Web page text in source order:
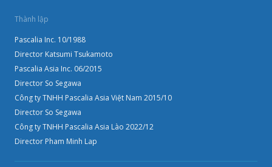
Thành lập
Pascalia Inc. 10/1988
Director Katsumi Tsukamoto
Pascalia Asia Inc. 06/2015
Director So Segawa
Công ty TNHH Pascalia Asia Việt Nam 2015/10
Director So Segawa
Công ty TNHH Pascalia Asia Lào 2022/12
Director Pham Minh Lap